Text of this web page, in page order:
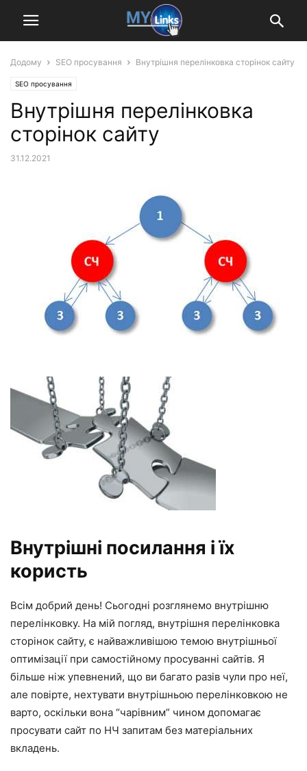
Додому SEO просування Внутрішня перелінковка сторінок сайту
SEO просування
Внутрішня перелінковка
сторінок сайту
31.12.2021
Внутрішні посилання і їх
користь
Всім добрий день! Сьогодні розглянемо внутрішню
перелінковку. На мій погляд, внутрішня перелінковка
сторінок сайту, є найважливішою темою внутрішньої
оптимізації при самостійному просуванні сайтів. Я
більше ніж упевнений, що ви багато разів чули про неї,
але повірте, нехтувати внутрішньою перелінковкою не
варто, оскільки вона “чарівним” чином допомагає
просувати сайт по НЧ запитам без матеріальних
вкладень.